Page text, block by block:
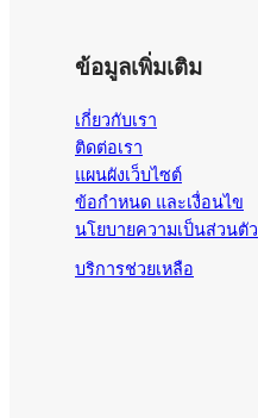
ข้อมูลเพิ่มเติม
เกี่ยวกับเรา
ติดต่อเรา
แผนผังเว็บไซต์
ข้อกำหนด และเงื่อนไข
นโยบายความเป็นส่วนตัว
บริการช่วยเหลือ